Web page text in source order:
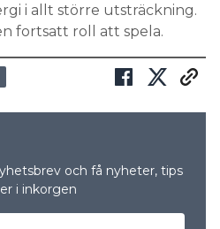
i allt större utsträckning.
fortsatt roll att spela.
och få nyheter, tips
i inkorgen